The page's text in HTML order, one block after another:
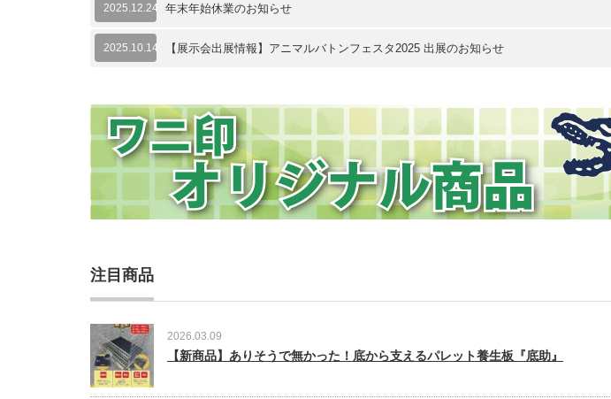
2025.12.24 年末年始休業のお知らせ
2025.10.14 【展示会出展情報】アニマルバトンフェスタ2025 出展のお知らせ
注目商品
2026.03.09
【新商品】ありそうで無かった！底から支えるパレット養生板『底助』